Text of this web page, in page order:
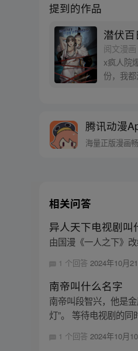
提到的作品
潜伏
阅文漫画
x疯人院
份，我
腾讯动漫
海量正版漫画
相关问答
异人天下电视剧叫
由国漫《一人之下》
1 个回答2024年10月
南帝叫什么名字
南帝叫段智兴，他是
灯”。 等待电视剧的
1 个回答2024年10月